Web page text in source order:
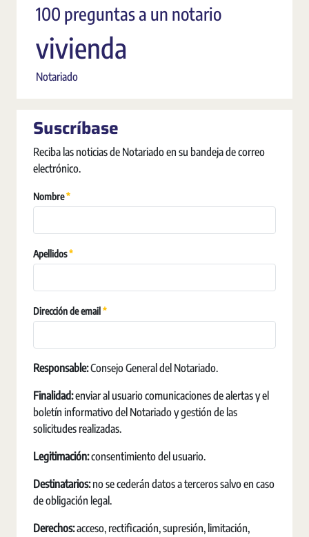
100 preguntas a un notario
vivienda
Notariado
Suscríbase
Reciba las noticias de Notariado en su bandeja de correo
electrónico.
Nombre Vereist
Apellidos Vereist
Dirección de email Vereist
Responsable:Consejo General del Notariado.
Finalidad:enviar al usuario comunicaciones de alertas y el
boletín informativo del Notariado y gestión de las
solicitudes realizadas.
Legitimación:consentimiento del usuario.
Destinatarios:no se cederán datos a terceros salvo en caso
de obligación legal.
Derechos:acceso, rectificación, supresión, limitación,